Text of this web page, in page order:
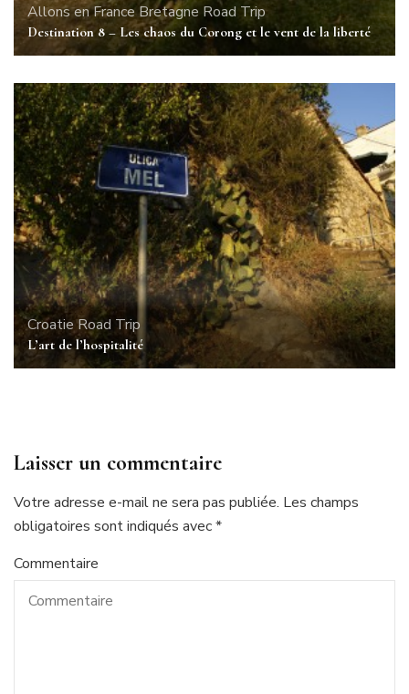
Allons en FranceBretagne Road Trip
Destination 8 – Les chaos du Corong et le vent de la liberté
Croatie Road Trip
L’art de l’hospitalité
Laisser un commentaire
Votre adresse e-mail ne sera pas publiée. Les champs
obligatoires sont indiqués avec*
Commentaire